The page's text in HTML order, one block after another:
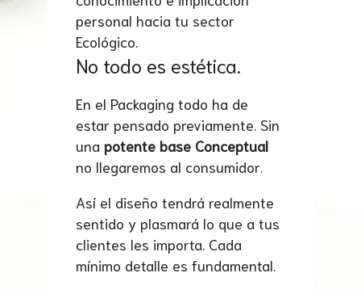
personal hacia tu sector
Ecológico.
No todo es estética.
En el Packaging todo ha de
estar pensado previamente. Sin
una potente base Conceptual
no llegaremos al consumidor.
Así el diseño tendrá realmente
sentido y plasmará lo que a tus
clientes les importa. Cada
mínimo detalle es fundamental.